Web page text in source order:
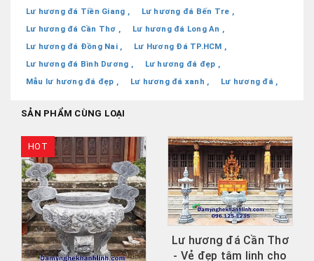
Lư hương đá Tiền Giang ,
Lư hương đá Bến Tre ,
Lư hương đá Cần Thơ ,
Lư hương đá Long An ,
Lư hương đá Đồng Nai ,
Lư Hương Đá TP.HCM ,
Lư hương đá Bình Dương ,
Lư hương đá đẹp ,
Mẫu lư hương đá đẹp ,
Lư hương đá xanh , Lư hương đá ,
SẢN PHẨM CÙNG LOẠI
HOT
Lư hương đá Cần Thơ
- Vẻ đẹp tâm linh cho